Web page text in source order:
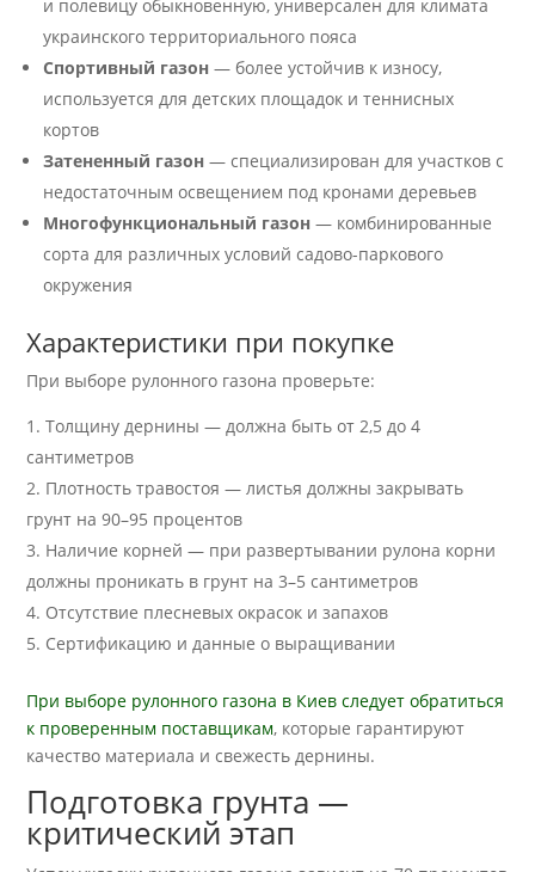
и полевицу обыкновенную, универсален для климата
украинского территориального пояса
Спортивный газон — более устойчив к износу,
используется для детских площадок и теннисных
кортов
Затененный газон — специализирован для участков с
недостаточным освещением под кронами деревьев
Многофункциональный газон — комбинированные
сорта для различных условий садово-паркового
окружения
Характеристики при покупке
При выборе рулонного газона проверьте:
Толщину дернины — должна быть от 2,5 до 4
сантиметров
Плотность травостоя — листья должны закрывать
грунт на 90–95 процентов
Наличие корней — при развертывании рулона корни
должны проникать в грунт на 3–5 сантиметров
Отсутствие плесневых окрасок и запахов
Сертификацию и данные о выращивании
При выборе рулонного газона в Киев следует обратиться
к проверенным поставщикам, которые гарантируют
качество материала и свежесть дернины.
Подготовка грунта —
критический этап